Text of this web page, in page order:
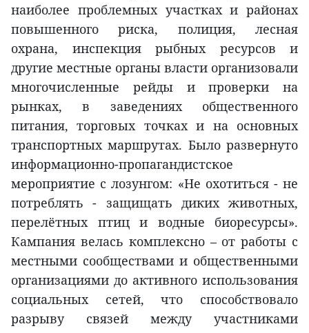
наиболее проблемных участках и районах
повышенного риска, полиция, лесная
охрана, инспекция рыбных ресурсов и
другие местные органы власти организовали
многочисленные рейды и проверки на
рынках, в заведениях общественного
питания, торговых точках и на основных
транспортных маршрутах. Было развернуто
информационно-пропагандистское
мероприятие с лозунгом: «Не охотиться - не
потреблять - защищать диких животных,
перелётных птиц и водные биоресурсы».
Кампания велась комплексно – от работы с
местными сообществами и общественными
организациями до активного использования
социальных сетей, что способствовало
разрыву связей между участниками